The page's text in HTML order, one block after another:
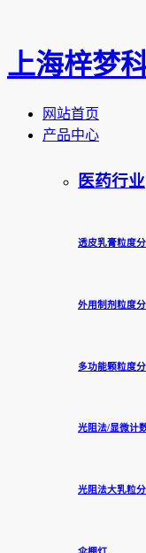
上海梓梦
网站首页
产品中心
医药行业
透皮乳膏粒度
外用制剂粒度
多功能颗粒度
光阻法/显微计
光阻法大乳粒